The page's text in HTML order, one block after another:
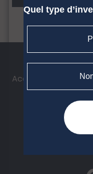
Accéder à
Quel type